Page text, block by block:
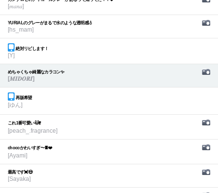
[𝑚𝑎𝑛𝑎]
YURIALのグレーがまるで水のような透明感💧
[hs_mam]
絶対リピします！
[Y]
めちゃくちゃ綺麗なカラコン✨
[𝑴𝑰𝑫𝑶𝑹𝑰]
再販希望
[ゆん]
これ1番可愛い🐱❣️
[peach_.fragrance]
chocoかわいすぎ〜🍫❤️
[Ayami]
最高です💓😍
[Sayaka]